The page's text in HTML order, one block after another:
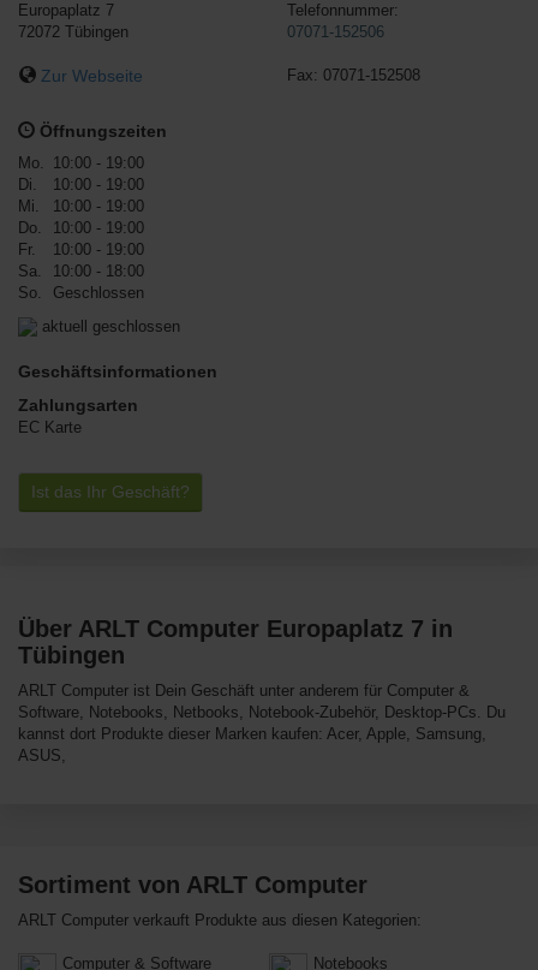
Europaplatz 7
72072 Tübingen
Zur Webseite
Telefonnummer:
07071-152506
Fax: 07071-152508
Öffnungszeiten
Mo.
10:00 - 19:00
Di.
10:00 - 19:00
Mi.
10:00 - 19:00
Do.
10:00 - 19:00
Fr.
10:00 - 19:00
Sa.
10:00 - 18:00
So.
Geschlossen
aktuell geschlossen
Geschäftsinformationen
Zahlungsarten
EC Karte
Ist das Ihr Geschäft?
Über ARLT Computer Europaplatz 7 in
Tübingen
ARLT Computer ist Dein Geschäft unter anderem für Computer &
Software, Notebooks, Netbooks, Notebook-Zubehör, Desktop-PCs. Du
kannst dort Produkte dieser Marken kaufen: Acer, Apple, Samsung,
ASUS,
Sortiment von ARLT Computer
ARLT Computer verkauft Produkte aus diesen Kategorien:
Computer & Software Notebooks